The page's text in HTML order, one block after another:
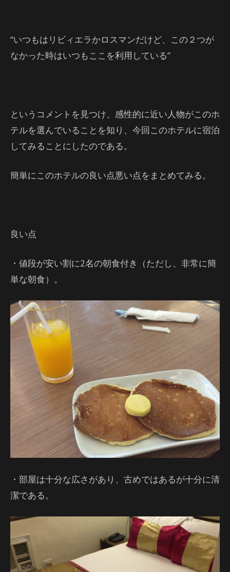
“いつもはリビィエラかロスマンだけど、この２つが
なかった時はいつもここを利用している”
というコメントを見つけ、感性的に近い人物がこのホ
テルを選んでいることを知り、今回このホテルに宿泊
してみることにしたのである。
簡単にこのホテルの良い点悪い点をまとめてみる。
良い点
・値段が安い割に2名の朝食付き（ただし、非常に簡
単な朝食）。
・部屋は十分な広さがあり、古めではあるが十分に清
潔である。